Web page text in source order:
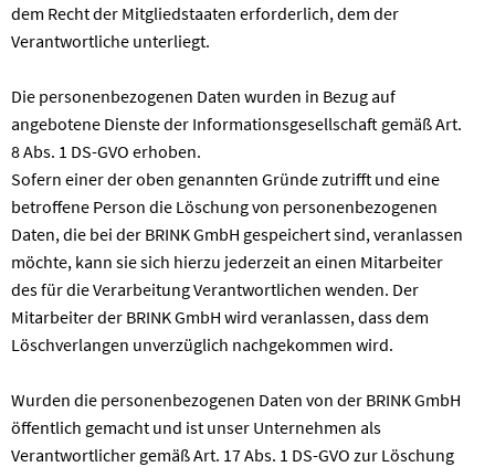
dem Recht der Mitgliedstaaten erforderlich, dem der
Verantwortliche unterliegt.
Die personenbezogenen Daten wurden in Bezug auf
angebotene Dienste der Informationsgesellschaft gemäß Art.
8 Abs. 1 DS-GVO erhoben.
Sofern einer der oben genannten Gründe zutrifft und eine
betroffene Person die Löschung von personenbezogenen
Daten, die bei der BRINK GmbH gespeichert sind, veranlassen
möchte, kann sie sich hierzu jederzeit an einen Mitarbeiter
des für die Verarbeitung Verantwortlichen wenden. Der
Mitarbeiter der BRINK GmbH wird veranlassen, dass dem
Löschverlangen unverzüglich nachgekommen wird.
Wurden die personenbezogenen Daten von der BRINK GmbH
öffentlich gemacht und ist unser Unternehmen als
Verantwortlicher gemäß Art. 17 Abs. 1 DS-GVO zur Löschung